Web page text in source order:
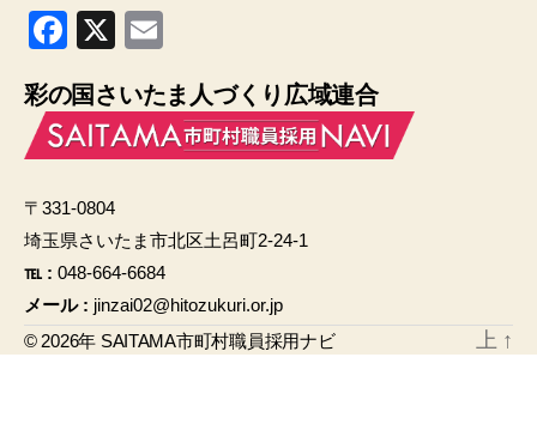
F
c
e
o
o
k
X
ail
彩の国さいたま人づくり広域連合
〒331-0804
埼玉県さいたま市北区土呂町2-24-1
℡ : 048-664-6684
メール : jinzai02@hitozukuri.or.jp
© 2026年 SAITAMA市町村職員採用ナビ 上 ↑